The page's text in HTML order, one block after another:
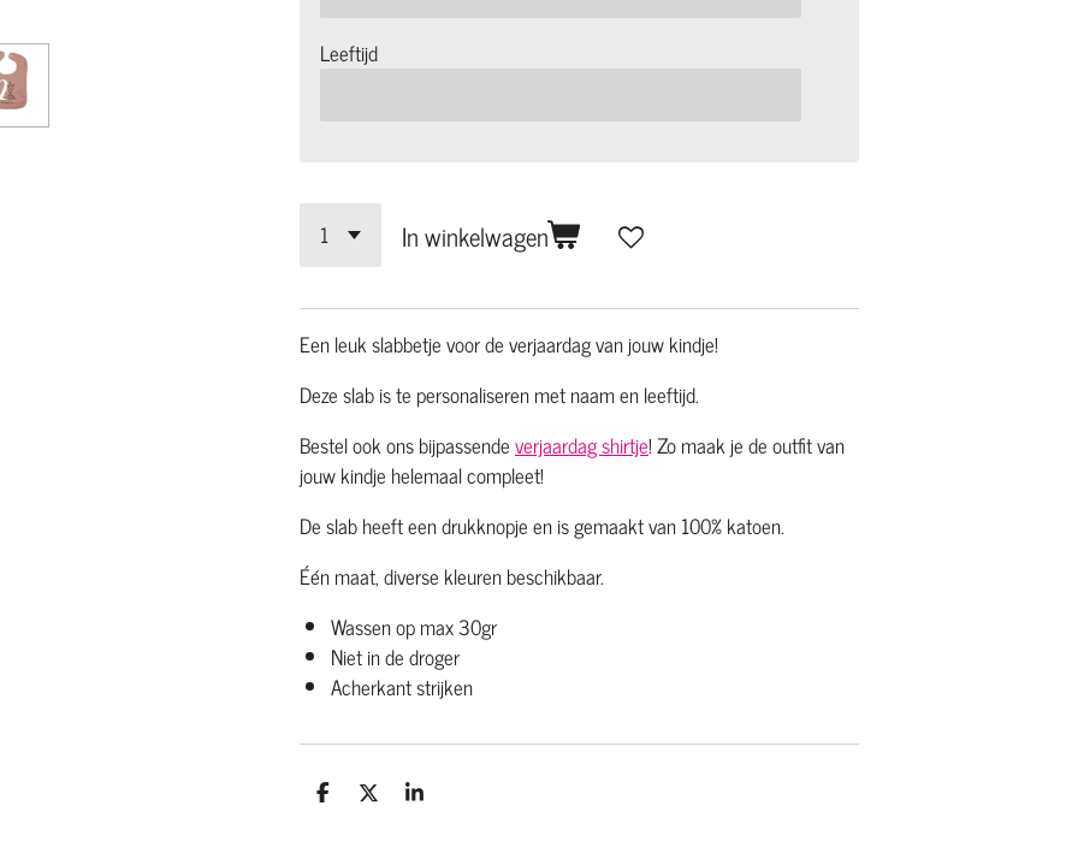
Leeftijd
In winkelwagen
Een leuk slabbetje voor de verjaardag van jouw kindje!
Deze slab is te personaliseren met naam en leeftijd.
Bestel ook ons bijpassendeverjaardag shirtje! Zo maak je de outfit van
jouw kindje helemaal compleet!
De slab heeft een drukknopje en is gemaakt van 100% katoen.
Één maat, diverse kleuren beschikbaar.
Wassen op max 30gr
Niet in de droger
Acherkant strijken
D D S